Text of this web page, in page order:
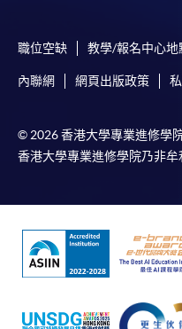
職位空缺 教學/報名中心地
內聯網 網頁出版政策
© 2026 香港大學專業進修學
香港大學專業進修學院乃非牟